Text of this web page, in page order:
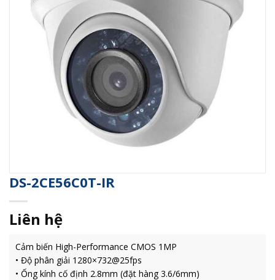
DS-2CE56C0T-IR
Liên hệ
Cảm biến High-Performance CMOS 1MP
• Độ phân giải 1280×732@25fps
• Ống kính cố định 2.8mm (đặt hàng 3.6/6mm)